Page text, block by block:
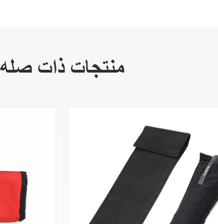
منتجات ذات صله